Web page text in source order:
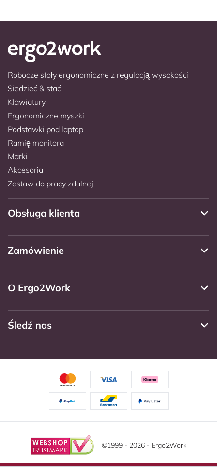
Robocze stoły ergonomiczne z regulacją wysokości
Siedzieć & stać
Klawiatury
Ergonomiczne myszki
Podstawki pod laptop
Ramię monitora
Marki
Akcesoria
Zestaw do pracy zdalnej
Obsługa klienta
Zamówienie
O Ergo2Work
Śledź nas
©1999 - 2026 - Ergo2Work